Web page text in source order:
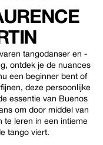
tangodanser en -
ontdek je de nuances
een beginner bent of
deze persoonlijke
essentie van Buenos
om door middel van
te leren in een intieme
tango viert.